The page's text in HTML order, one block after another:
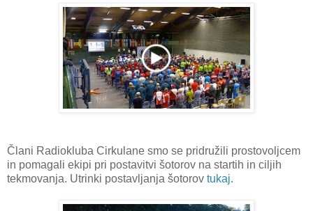
Člani Radiokluba Cirkulane smo se pridružili prostovoljcem
in pomagali ekipi pri postavitvi šotorov na startih in ciljih
tekmovanja. Utrinki postavljanja šotorov tukaj.